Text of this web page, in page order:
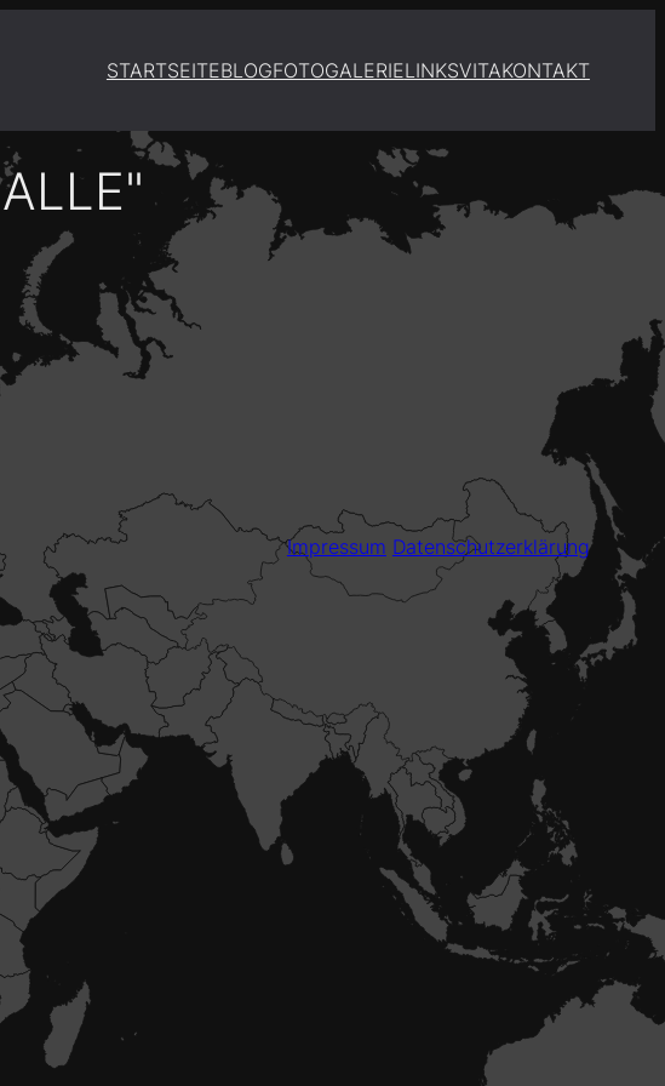
STARTSEITEBLOGFOTOGALERIELINKSVITAKONTAKT
Impressum Datenschutzerklärung